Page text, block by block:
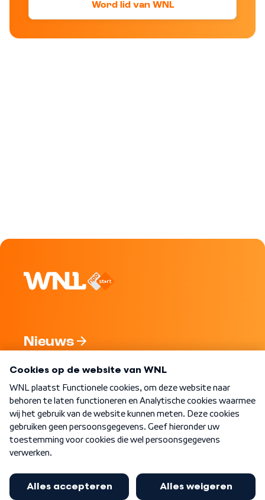
Word lid van WNL
Nieuws
Nieuwsbrief
Word Lid